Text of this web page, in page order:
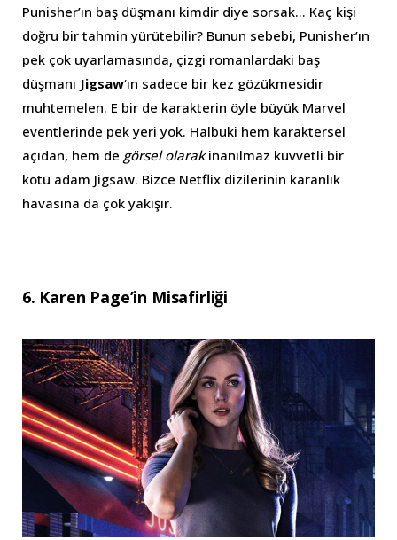
Punisher’ın baş düşmanı kimdir diye sorsak… Kaç kişi
doğru bir tahmin yürütebilir? Bunun sebebi, Punisher’ın
pek çok uyarlamasında, çizgi romanlardaki baş
düşmanı Jigsaw‘ın sadece bir kez gözükmesidir
muhtemelen. E bir de karakterin öyle büyük Marvel
eventlerinde pek yeri yok. Halbuki hem karaktersel
açıdan, hem de görsel olarakinanılmaz kuvvetli bir
kötü adam Jigsaw. Bizce Netflix dizilerinin karanlık
havasına da çok yakışır.
6. Karen Page’in Misafirliği